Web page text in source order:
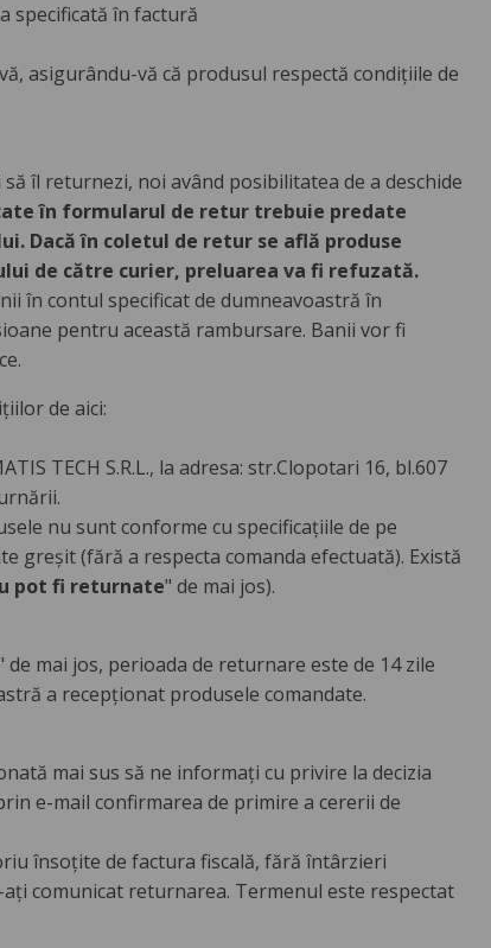
specificată în factură
asigurându-vă că produsul respectă condițiile de
îl returnezi, noi având posibilitatea de a deschide
în formularul de retur trebuie predate
Dacă în coletul de retur se află produse
de către curier, preluarea va fi refuzată.
în contul specificat de dumneavoastră în
pentru această rambursare. Banii vor fi
de aici:
TECH S.R.L., la adresa: str.Clopotari 16, bl.607
nu sunt conforme cu specificațiile de pe
(fără a respecta comanda efectuată). Există
pot fi returnate" de mai jos).
mai jos, perioada de returnare este de 14 zile
a recepționat produsele comandate.
mai sus să ne informați cu privire la decizia
e-mail confirmarea de primire a cererii de
însoțite de factura fiscală, fără întârzieri
ați comunicat returnarea. Termenul este respectat